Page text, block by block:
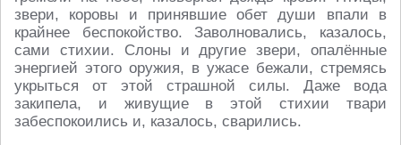
звери, коровы и принявшие обет души впали в
крайнее беспокойство. Заволновались, казалось,
сами стихии. Слоны и другие звери, опалённые
энергией этого оружия, в ужасе бежали, стремясь
укрыться от этой страшной силы. Даже вода
закипела, и живущие в этой стихии твари
забеспокоились и, казалось, сварились.